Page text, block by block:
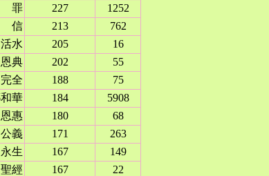
罪
227
1252
信
213
762
活水
205
16
恩典
202
55
完全
188
75
華
184
5908
恩惠
180
68
公義
171
263
永生
167
149
聖經
167
22